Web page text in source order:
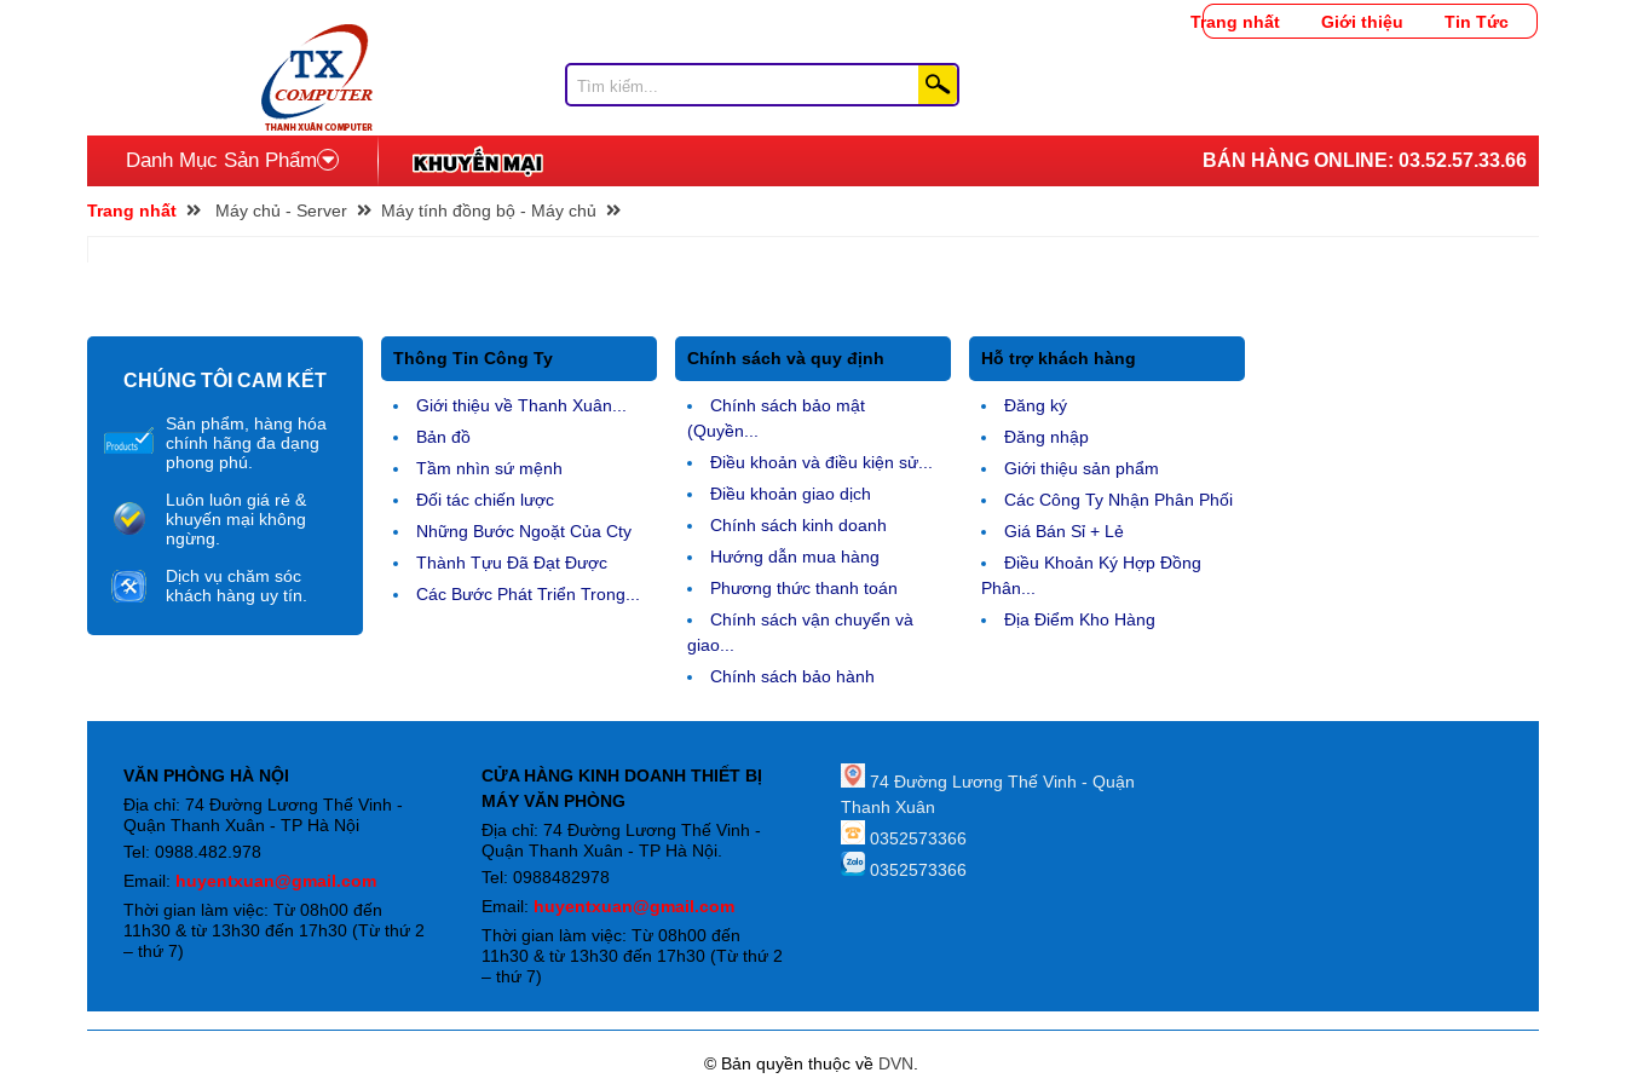
Trang nhất Giới thiệu Tin Tức
Danh Mục Sản Phẩm BÁN HÀNG ONLINE: 03.52.57.33.66
Trang nhất Máy chủ - Server Máy tính đồng bộ - Máy chủ
CHÚNG TÔI CAM KẾT
Sản phẩm, hàng hóa
chính hãng đa dạng
phong phú.
Luôn luôn giá rẻ &
khuyến mại không
ngừng.
Dịch vụ chăm sóc
khách hàng uy tín.
Thông Tin Công Ty
Giới thiệu về Thanh Xuân...
Bản đồ
Tầm nhìn sứ mệnh
Đối tác chiến lược
Những Bước Ngoặt Của Cty
Thành Tựu Đã Đạt Được
Các Bước Phát Triển Trong...
Chính sách và quy định
Chính sách bảo mật
(Quyền...
Điều khoản và điều kiện sử...
Điều khoản giao dịch
Chính sách kinh doanh
Hướng dẫn mua hàng
Phương thức thanh toán
Chính sách vận chuyển và
giao...
Chính sách bảo hành
Hỗ trợ khách hàng
Đăng ký
Đăng nhập
Giới thiệu sản phẩm
Các Công Ty Nhận Phân Phối
Giá Bán Sỉ + Lẻ
Điều Khoản Ký Hợp Đồng
Phân...
Địa Điểm Kho Hàng
VĂN PHÒNG HÀ NỘI
Địa chỉ: 74 Đường Lương Thế Vinh -
Quận Thanh Xuân - TP Hà Nội
Tel: 0988.482.978
Email: huyentxuan@gmail.com
Thời gian làm việc: Từ 08h00 đến
11h30 & từ 13h30 đến 17h30 (Từ thứ 2
– thứ 7)
CỬA HÀNG KINH DOANH THIẾT BỊ
MÁY VĂN PHÒNG
Địa chỉ: 74 Đường Lương Thế Vinh -
Quận Thanh Xuân - TP Hà Nội.
Tel: 0988482978
Email: huyentxuan@gmail.com
Thời gian làm việc: Từ 08h00 đến
11h30 & từ 13h30 đến 17h30 (Từ thứ 2
– thứ 7)
74 Đường Lương Thế Vinh - Quận
Thanh Xuân
0352573366
0352573366
© Bản quyền thuộc về DVN